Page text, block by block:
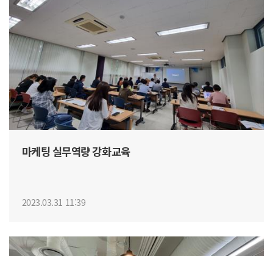
마케팅 실무역량 강화교육
2023.03.31 11:39